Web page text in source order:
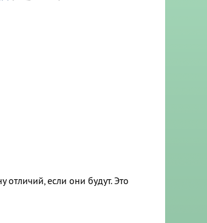
если они будут. Это